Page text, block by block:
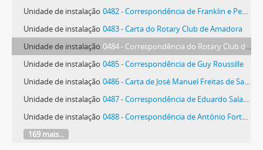
Unidade de instalação 0482 - Correspondência de Franklin e Penelope Rosemont
Unidade de instalação 0483 - Carta do Rotary Club de Amadora
Unidade de instalação 0484 - Correspondência do Rotary Club de Vila Nova de Gaia
Unidade de instalação 0485 - Correspondência de Guy Roussille
Unidade de instalação 0486 - Carta de José Manuel Freitas de Sainz-Trueva
Unidade de instalação 0487 - Correspondência de Eduardo Salavisa
Unidade de instalação 0488 - Correspondência de António Forte Salvado
169 mais...